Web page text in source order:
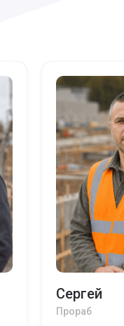
Сергей
Прораб